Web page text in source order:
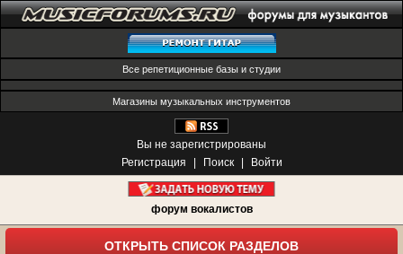
Все репетиционные базы и студии
Магазины музыкальных инструментов
Вы не зарегистрированы
Регистрация
Поиск Войти
форум вокалистов
ОТКРЫТЬ СПИСОК РАЗДЕЛОВ